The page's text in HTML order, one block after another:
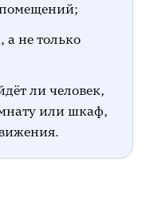
помещений;
а не только
ли человек,
или шкаф,